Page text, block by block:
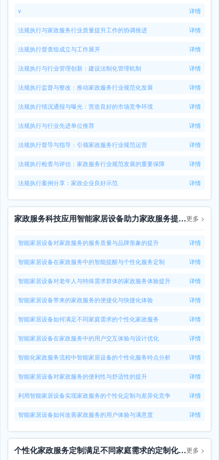
v 详情
法规执行与家政服务行业质量提升工作的协调推进 详情
法规执行督查组成立与工作展开 详情
法规执行与行业管理创新：建设法制化管理机制 详情
法规执行监督与整改：推动家政服务行业规范化发展 详情
法规执行情况通报与曝光：营造良好的市场竞争环境 详情
法规执行与行业先进单位推荐 详情
法规执行督导与指导：引领家政服务行业规范运营 详情
法规执行检查与评估：家政服务行业规范发展的重要保障 详情
法规执行案例分享：家政企业良好示范 详情
家政服务科技应用智能家居设备助力家政服务提升效率更多 >
智能家居设备对家政服务的服务质量与品牌形象的提升 详情
智能家居设备在家政服务中的智能提醒与个性化服务定制 详情
智能家居设备对老年人与特殊需求群体的家政服务体验提升 详情
智能家居设备带来的家政服务的便捷化与快捷化体验 详情
智能家居设备如何满足不同家庭需求的个性化家政服务 详情
智能家居设备在家政服务中的用户交互体验与设计优化 详情
智能化家政服务流程中智能家居设备的个性化服务特点分析 详情
智能家居设备对家政服务的便利性与舒适性的提升 详情
利用智能家居设备实现家政服务的个性化定制与差异化竞争 详情
智能家居设备如何改善家政服务的用户体验与满意度 详情
个性化家政服务定制满足不同家庭需求的定制化服务方案更多 >